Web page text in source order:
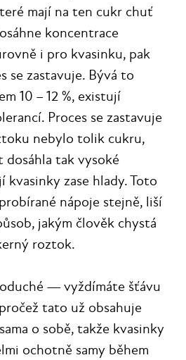
mají na ten cukr chuť
koncentrace
i pro kvasinku, pak
se zastavuje. Bývá to
10 – 12 %, existují
Proces se zastavuje
nebylo tolik cukru,
tak vysoké
kvasinky zase hlady. Toto
nápoje stejně, liší
jakým člověk chystá
roztok.
— vyždímáte šťávu
tato už obsahuje
o sobě, takže kvasinky
ochotně samy během